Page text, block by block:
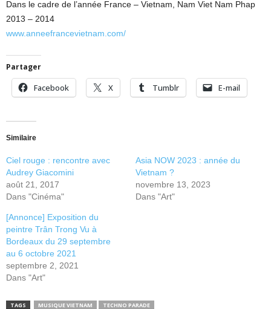
Dans le cadre de l’année France – Vietnam, Nam Viet Nam Phap
2013 – 2014
www.anneefrancevietnam.com/
Partager
Facebook X Tumblr E-mail
Similaire
Ciel rouge : rencontre avec
Audrey Giacomini
août 21, 2017
Dans "Cinéma"
Asia NOW 2023 : année du
Vietnam ?
novembre 13, 2023
Dans "Art"
[Annonce] Exposition du
peintre Trân Trong Vu à
Bordeaux du 29 septembre
au 6 octobre 2021
septembre 2, 2021
Dans "Art"
TAGS MUSIQUE VIETNAM TECHNO PARADE